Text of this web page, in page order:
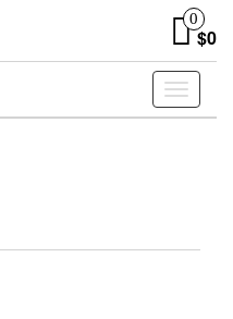
0
$0
Toggle